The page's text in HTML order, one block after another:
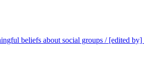
beliefs about social groups / [edited